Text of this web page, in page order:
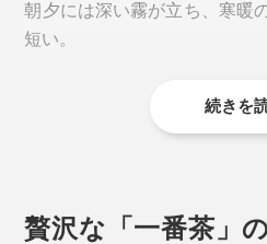
番茶は、まさに“いっぷく”に
けるよう粉末に。
朝夕には深い霧が立ち、寒暖
短い。
続きを
贅沢な「一番茶」